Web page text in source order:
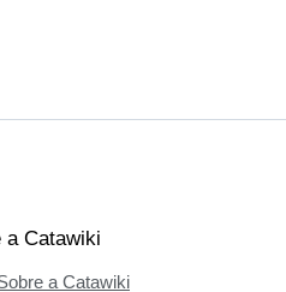
a Catawiki
a Catawiki